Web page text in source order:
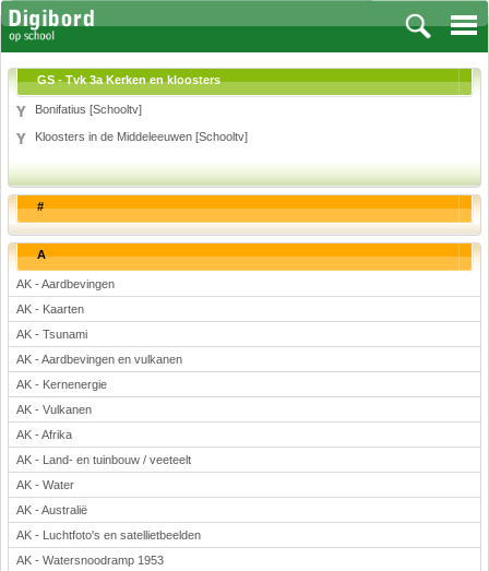
Aardrijkskunde
Biologie
Engels
Frans, Duits, Chinees, Spaans
Geschiedenis
Handvaardigheid en Tekenen
Kunst en Cultuur
Levensbeschouwing
Lichamelijke opvoeding
Muziek
Natuurkunde
Nederlands
Rekenen
Scheikunde
Sport
GS - Tvk 3a Kerken en kloosters
Bonifatius [Schooltv]
Kloosters in de Middeleeuwen [Schooltv]
#
A
AK - Aardbevingen
AK - Kaarten
AK - Tsunami
AK - Aardbevingen en vulkanen
AK - Kernenergie
AK - Vulkanen
AK - Afrika
AK - Land- en tuinbouw / veeteelt
AK - Water
AK - Australië
AK - Luchtfoto's en satellietbeelden
AK - Watersnoodramp 1953